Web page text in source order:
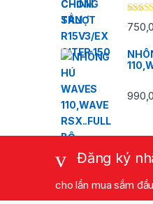
Được
hạng
Đăng ký
cho lần mua sắm